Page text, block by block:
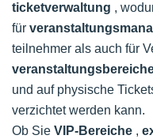
ticketverwaltung ,
für
teilnehmer als auch für
und auf physische
verzichtet werden kann.
Ob Sie VIP-Bereiche ,